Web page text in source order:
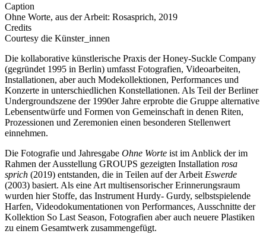
Caption
Ohne Worte, aus der Arbeit: Rosasprich, 2019
Credits
Courtesy die Künster_innen
Die kollaborative künstlerische Praxis der Honey-Suckle Company
(gegründet 1995 in Berlin) umfasst Fotografien, Videoarbeiten,
Installationen, aber auch Modekollektionen, Performances und
Konzerte in unterschiedlichen Konstellationen. Als Teil der Berliner
Undergroundszene der 1990er Jahre erprobte die Gruppe alternative
Lebensentwürfe und Formen von Gemeinschaft in denen Riten,
Prozessionen und Zeremonien einen besonderen Stellenwert
einnehmen.
Die Fotografie und Jahresgabe Ohne Worte ist im Anblick der im
Rahmen der Ausstellung GROUPS gezeigten Installation rosa
sprich (2019) entstanden, die in Teilen auf der Arbeit Eswerde
(2003) basiert. Als eine Art multisensorischer Erinnerungsraum
wurden hier Stoffe, das Instrument Hurdy- Gurdy, selbstspielende
Harfen, Videodokumentationen von Performances, Ausschnitte der
Kollektion So Last Season, Fotografien aber auch neuere Plastiken
zu einem Gesamtwerk zusammengefügt.